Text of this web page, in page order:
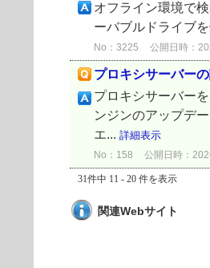
オフライン環境で
ーバブルドライブ
No：3225 公開日時：
プロキシサーバー
プロキシサーバー
ンジンのアップデ
エ... 詳細表示
No：158 公開日時：
31件中 11 - 20 件を表示
関連Webサイト